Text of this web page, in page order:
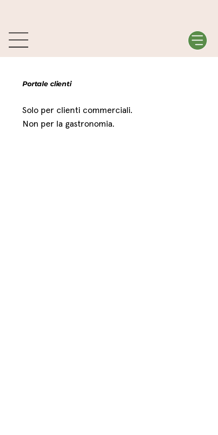
Portale clienti
Solo per clienti commerciali.
Non per la gastronomia.